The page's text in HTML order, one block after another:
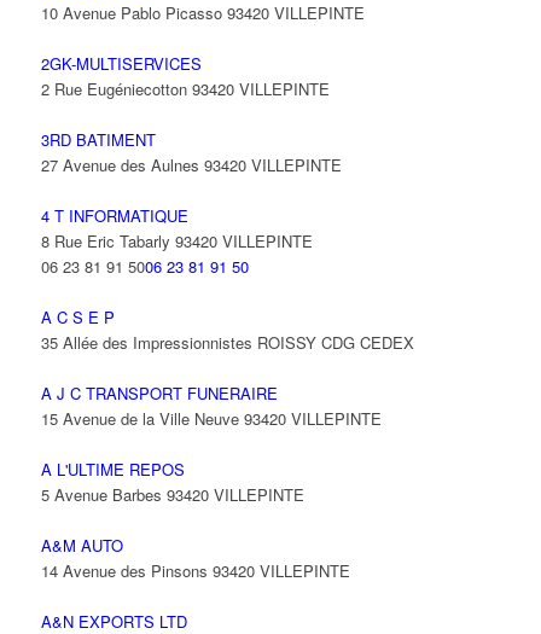
10 Avenue Pablo Picasso 93420 VILLEPINTE
2GK-MULTISERVICES
2 Rue Eugéniecotton 93420 VILLEPINTE
3RD BATIMENT
27 Avenue des Aulnes 93420 VILLEPINTE
4 T INFORMATIQUE
8 Rue Eric Tabarly 93420 VILLEPINTE
06 23 81 91 5006 23 81 91 50
A C S E P
35 Allée des Impressionnistes ROISSY CDG CEDEX
A J C TRANSPORT FUNERAIRE
15 Avenue de la Ville Neuve 93420 VILLEPINTE
A L'ULTIME REPOS
5 Avenue Barbes 93420 VILLEPINTE
A&M AUTO
14 Avenue des Pinsons 93420 VILLEPINTE
A&N EXPORTS LTD